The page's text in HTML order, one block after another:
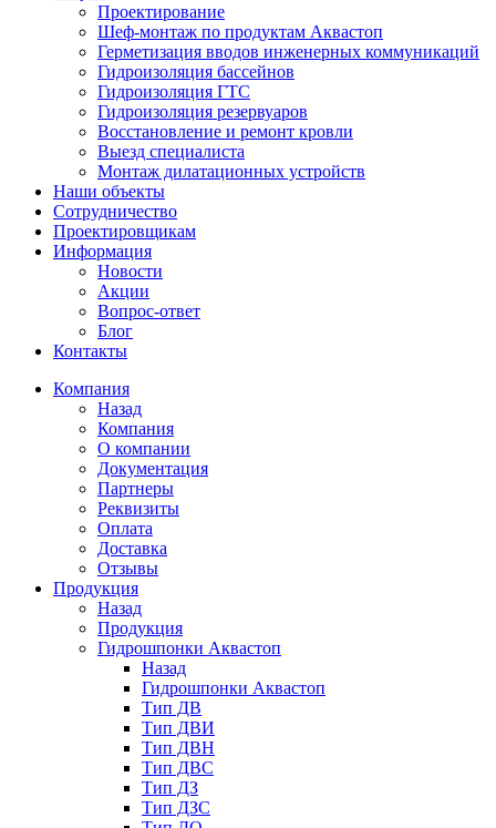
Проектирование
Шеф-монтаж по продуктам Аквастоп
Герметизация вводов инженерных коммуникаций
Гидроизоляция бассейнов
Гидроизоляция ГТС
Гидроизоляция резервуаров
Восстановление и ремонт кровли
Выезд специалиста
Монтаж дилатационных устройств
Наши объекты
Сотрудничество
Проектировщикам
Информация
Новости
Акции
Вопрос-ответ
Блог
Контакты
Компания
Назад
Компания
О компании
Документация
Партнеры
Реквизиты
Оплата
Доставка
Отзывы
Продукция
Назад
Продукция
Гидрошпонки Аквастоп
Назад
Гидрошпонки Аквастоп
Тип ДВ
Тип ДВИ
Тип ДВН
Тип ДВС
Тип ДЗ
Тип ДЗС